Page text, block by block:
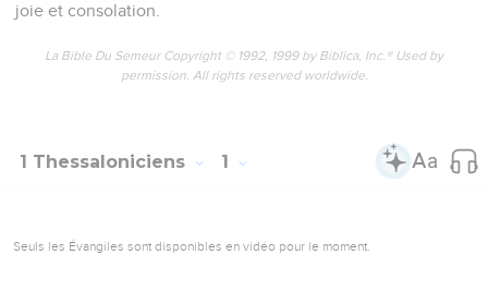
joie et consolation.
La Bible Du Semeur Copyright © 1992, 1999 by Biblica, Inc.® Used by
permission. All rights reserved worldwide.
1 Thessaloniciens 1
Seuls les Évangiles sont disponibles en vidéo pour le moment.